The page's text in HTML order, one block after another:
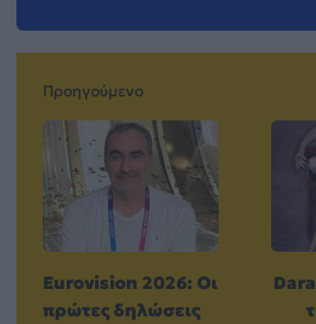
Προηγούμενο
Eurovision 2026: Οι
πρώτες δηλώσεις